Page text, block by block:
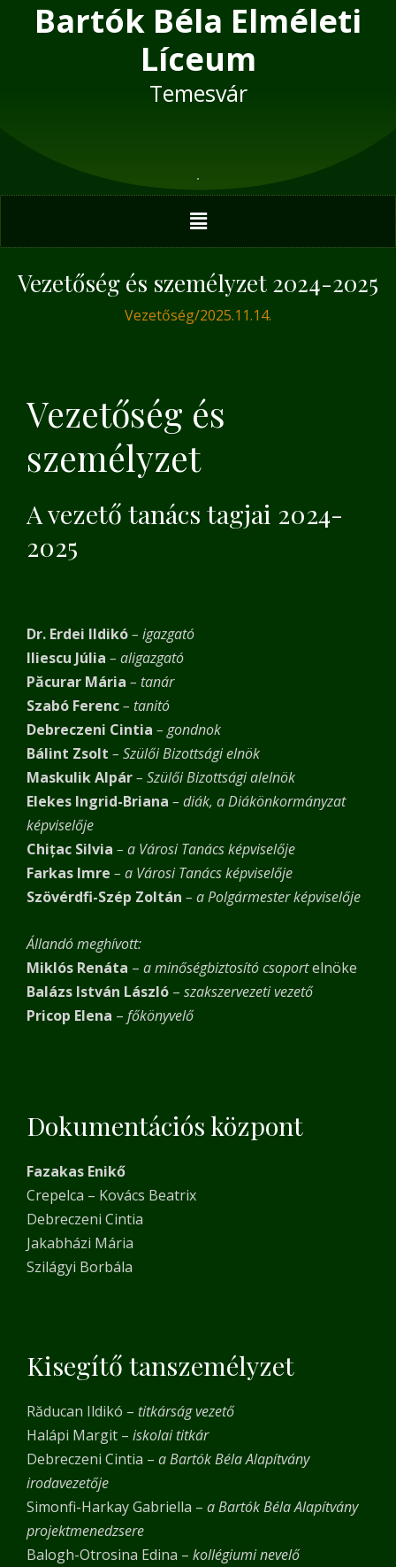
Bartók Béla Elméleti
Líceum
Temesvár
Menu
Vezetőség és személyzet 2024-2025
Vezetőség/2025.11.14.
Vezetőség és
személyzet
A vezető tanács tagjai 2024-
2025
Dr. Erdei Ildikó– igazgató
Iliescu Júlia – aligazgató
Păcurar Mária – tanár
Szabó Ferenc– tanitó
Debreczeni Cintia – gondnok
Bálint Zsolt – Szülői Bizottsági elnök
Maskulik Alpár– Szülői Bizottsági alelnök
Elekes Ingrid-Briana – diák, a Diákönkormányzat
képviselője
Chițac Silvia – a Városi Tanács képviselője
Farkas Imre – a Városi Tanács képviselője
Szövérdfi-Szép Zoltán – a Polgármester képviselője
Állandó meghívott:
Miklós Renáta – a minőségbiztosító csoportelnöke
Balázs István László – szakszervezeti vezető
Pricop Elena – főkönyvelő
Dokumentációs központ
Fazakas Enikő
Crepelca – Kovács Beatrix
Debreczeni Cintia
Jakabházi Mária
Szilágyi Borbála
Kisegítő tanszemélyzet
Răducan Ildikó – titkárság vezető
Halápi Margit – iskolai titkár
Debreczeni Cintia – a Bartók Béla Alapítvány
irodavezetője
Simonfi-Harkay Gabriella – a Bartók Béla Alapítvány
projektmenedzsere
Balogh-Otrosina Edina – kollégiumi nevelő
Post
navigation